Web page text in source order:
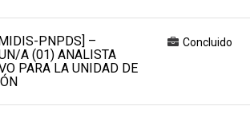
PNPDS] –
A (01) ANALISTA
PARA LA UNIDAD DE
Concluido